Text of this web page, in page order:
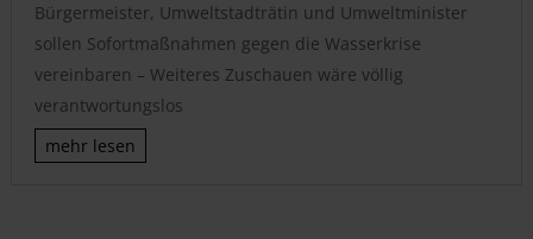
Bürgermeister, Umweltstadträtin und Umweltminister
sollen Sofortmaßnahmen gegen die Wasserkrise
vereinbaren – Weiteres Zuschauen wäre völlig
verantwortungslos
mehr lesen